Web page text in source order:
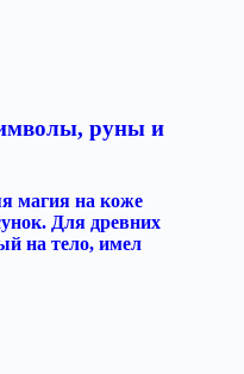
руны и
магия на коже
Для древних
на тело, имел